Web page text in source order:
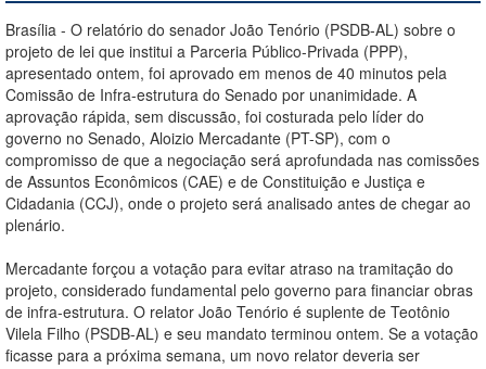
Brasília - O relatório do senador João Tenório (PSDB-AL) sobre o
projeto de lei que institui a Parceria Público-Privada (PPP),
apresentado ontem, foi aprovado em menos de 40 minutos pela
Comissão de Infra-estrutura do Senado por unanimidade. A
aprovação rápida, sem discussão, foi costurada pelo líder do
governo no Senado, Aloizio Mercadante (PT-SP), com o
compromisso de que a negociação será aprofundada nas comissões
de Assuntos Econômicos (CAE) e de Constituição e Justiça e
Cidadania (CCJ), onde o projeto será analisado antes de chegar ao
plenário.
Mercadante forçou a votação para evitar atraso na tramitação do
projeto, considerado fundamental pelo governo para financiar obras
de infra-estrutura. O relator João Tenório é suplente de Teotônio
Vilela Filho (PSDB-AL) e seu mandato terminou ontem. Se a votação
ficasse para a próxima semana, um novo relator deveria ser